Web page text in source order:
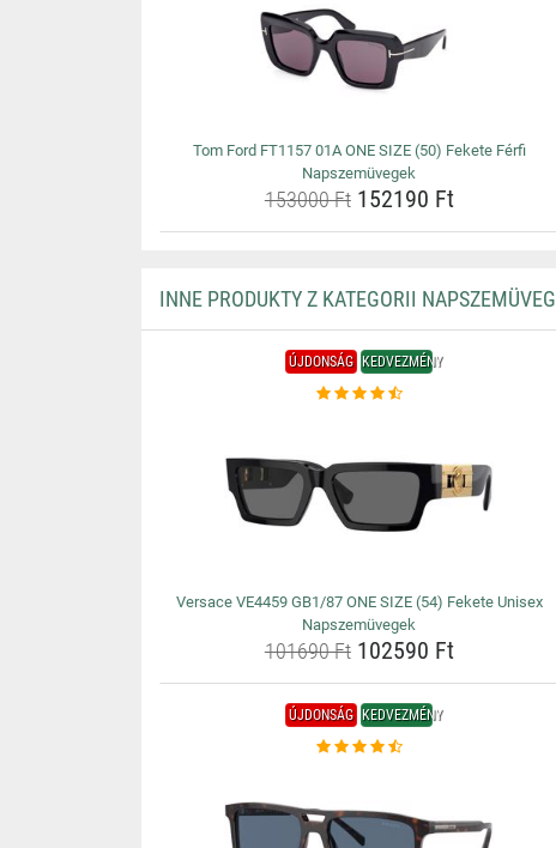
Tom Ford FT1157 01A ONE SIZE (50) Fekete Férfi
Napszemüvegek
153000 Ft152190 Ft
INNE PRODUKTY Z KATEGORII NAPSZEMÜVEG
ÚJDONSÁG KEDVEZMÉNY
Versace VE4459 GB1/87 ONE SIZE (54) Fekete Unisex
Napszemüvegek
101690 Ft102590 Ft
ÚJDONSÁG KEDVEZMÉNY